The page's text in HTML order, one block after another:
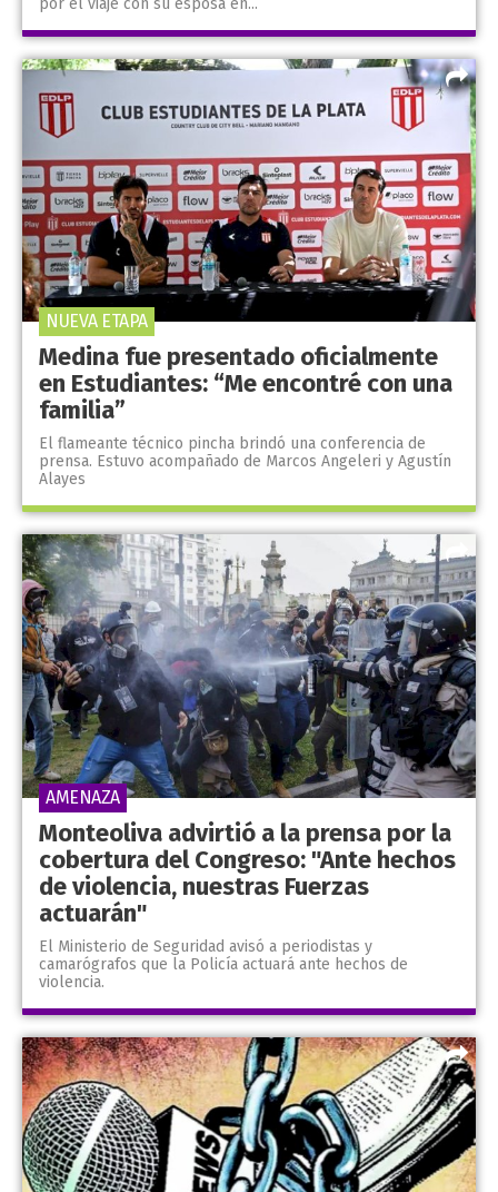
Medina fue presentado oficialmente
en Estudiantes: “Me encontré con una
familia”
El flameante técnico pincha brindó una conferencia de
prensa. Estuvo acompañado de Marcos Angeleri y Agustín
Alayes
NUEVA ETAPA
Monteoliva advirtió a la prensa por la
cobertura del Congreso: "Ante hechos
de violencia, nuestras Fuerzas
actuarán"
El Ministerio de Seguridad avisó a periodistas y
camarógrafos que la Policía actuará ante hechos de
violencia.
AMENAZA